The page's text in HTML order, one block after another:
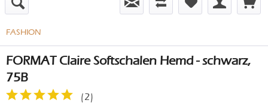
FASHION
FORMAT Claire Softschalen Hemd - schwarz,
75B
(2)